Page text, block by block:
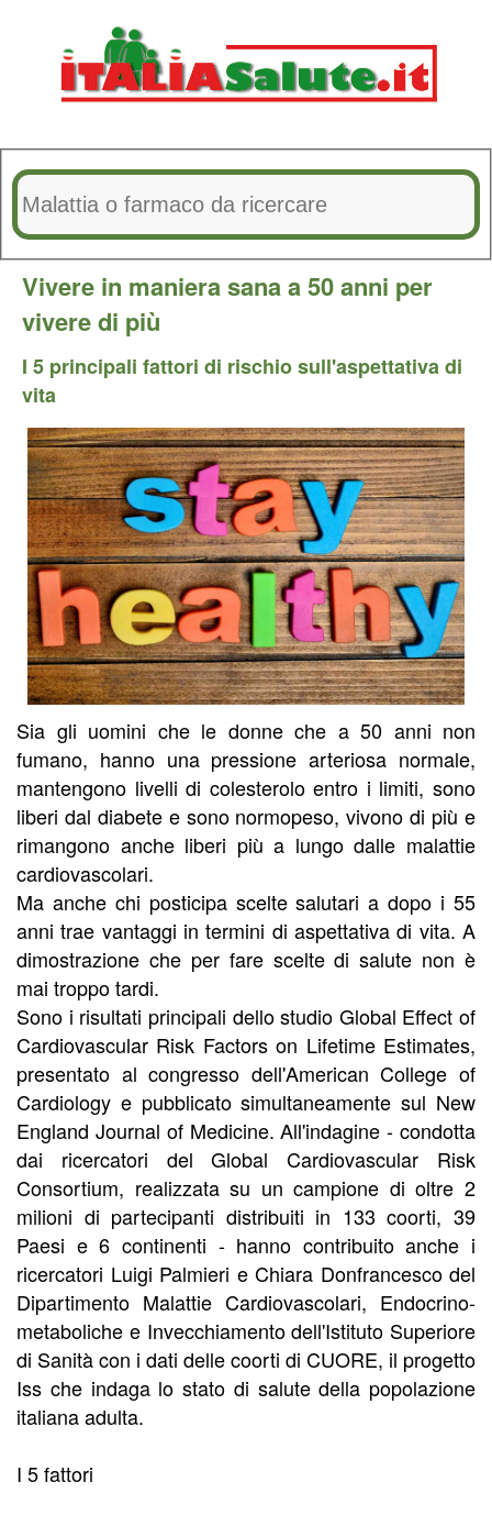
Vivere in maniera sana a 50 anni per
vivere di più
I 5 principali fattori di rischio sull'aspettativa di
vita
Sia gli uomini che le donne che a 50 anni non
fumano, hanno una pressione arteriosa normale,
mantengono livelli di colesterolo entro i limiti, sono
liberi dal diabete e sono normopeso, vivono di più e
rimangono anche liberi più a lungo dalle malattie
cardiovascolari.
Ma anche chi posticipa scelte salutari a dopo i 55
anni trae vantaggi in termini di aspettativa di vita. A
dimostrazione che per fare scelte di salute non è
mai troppo tardi.
Sono i risultati principali dello studio Global Effect of
Cardiovascular Risk Factors on Lifetime Estimates,
presentato al congresso dell'American College of
Cardiology e pubblicato simultaneamente sul New
England Journal of Medicine. All'indagine - condotta
dai ricercatori del Global Cardiovascular Risk
Consortium, realizzata su un campione di oltre 2
milioni di partecipanti distribuiti in 133 coorti, 39
Paesi e 6 continenti - hanno contribuito anche i
ricercatori Luigi Palmieri e Chiara Donfrancesco del
Dipartimento Malattie Cardiovascolari, Endocrino-
metaboliche e Invecchiamento dell'Istituto Superiore
di Sanità con i dati delle coorti di CUORE, il progetto
Iss che indaga lo stato di salute della popolazione
italiana adulta.
I 5 fattori